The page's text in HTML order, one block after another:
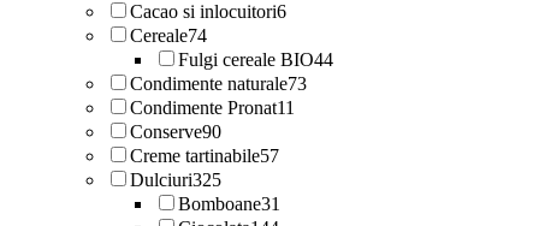
Cacao si inlocuitori6
Cereale74
Fulgi cereale BIO44
Condimente naturale73
Condimente Pronat11
Conserve90
Creme tartinabile57
Dulciuri325
Bomboane31